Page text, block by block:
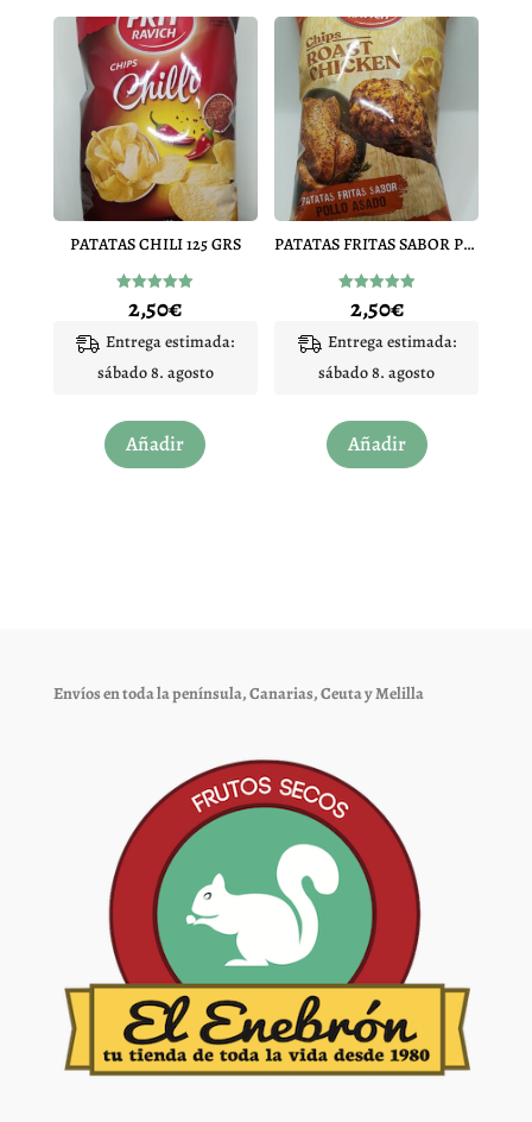
PATATAS CHILI 125 GRS
Valorado
con
de 5
2,50€
Entrega estimada:
sábado 8. agosto
Añadir
PATATAS FRITAS SABOR POLLO ASADO
Valorado
con
de 5
2,50€
Entrega estimada:
sábado 8. agosto
Añadir
Envíos en toda la península, Canarias, Ceuta y Melilla